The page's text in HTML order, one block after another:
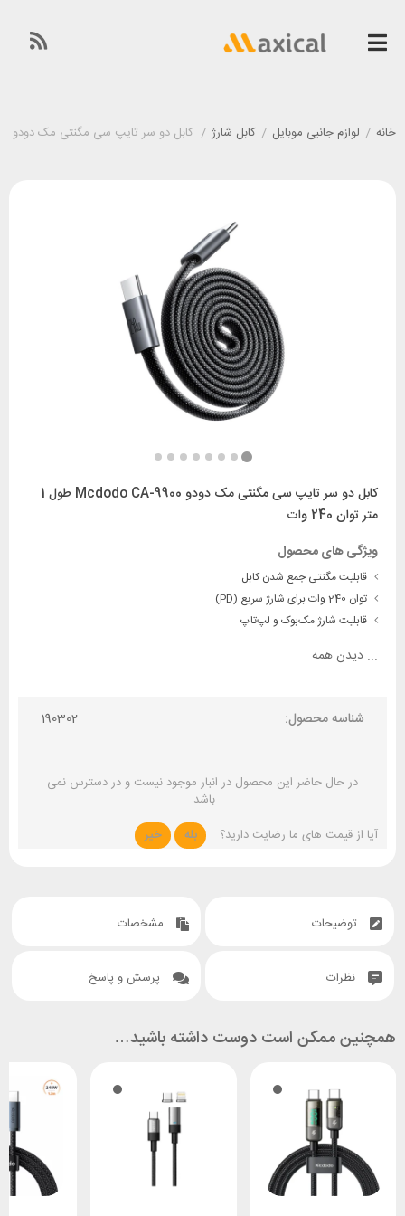
خانه / لوازم جانبی موبایل / کابل شارژ / کابل دو سر تایپ سی مگنتی مک دودو Mcdodo CA-9900 طول 1 متر توان 240 وات
کابل دو سر تایپ سی مگنتی مک دودو Mcdodo CA-9900 طول 1
متر توان 240 وات
ویژگی های محصول
قابلیت مگنتی جمع شدن کابل
توان 240 وات برای شارژ سریع (PD)
قابلیت شارژ مک‌بوک و لپ‌تاپ
... دیدن همه
شناسه محصول: 190302
در حال حاضر این محصول در انبار موجود نیست و در دسترس نمی
باشد.
آیا از قیمت های ما رضایت دارید؟
بله خیر
توضیحات مشخصات
نظرات پرسش و پاسخ
همچنین ممکن است دوست داشته باشید…